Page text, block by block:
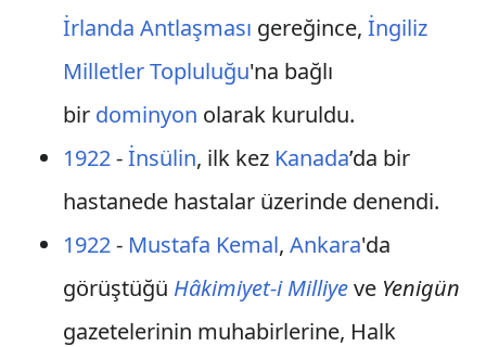
İrlanda Antlaşması gereğince, İngiliz
Milletler Topluluğu'na bağlı
bir dominyon olarak kuruldu.
1922-İnsülin, ilk kez Kanada’da bir
hastanede hastalar üzerinde denendi.
1922- Mustafa Kemal, Ankara'da
görüştüğü Hâkimiyet-i Milliyeve Yenigün
gazetelerinin muhabirlerine, Halk